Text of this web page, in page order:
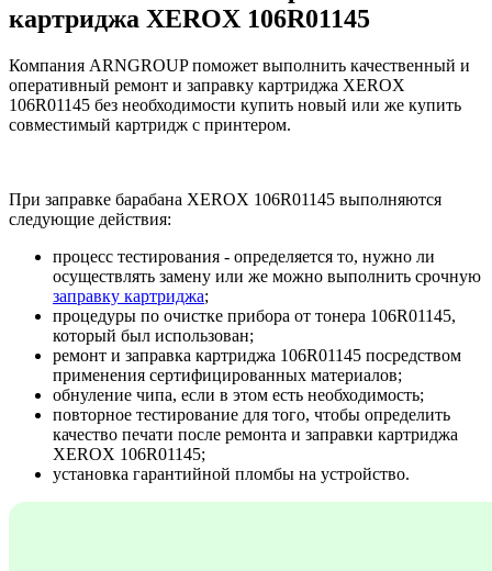
картриджа XEROX 106R01145
Компания ARNGROUP поможет выполнить качественный и
оперативный ремонт и заправку картриджа XEROX
106R01145 без необходимости купить новый или же купить
совместимый картридж с принтером.
При заправке барабана XEROX 106R01145 выполняются
следующие действия:
процесс тестирования - определяется то, нужно ли
осуществлять замену или же можно выполнить срочную
заправку картриджа;
процедуры по очистке прибора от тонера 106R01145,
который был использован;
ремонт и заправка картриджа 106R01145 посредством
применения сертифицированных материалов;
обнуление чипа, если в этом есть необходимость;
повторное тестирование для того, чтобы определить
качество печати после ремонта и заправки картриджа
XEROX 106R01145;
установка гарантийной пломбы на устройство.